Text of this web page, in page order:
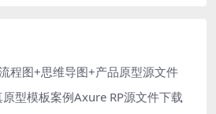
程图+思维导图+产品原型源文件
型模板案例Axure RP源文件下载